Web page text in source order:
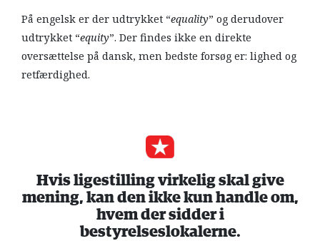
På engelsk er der udtrykket “equality” og derudover
udtrykket “equity”. Der findes ikke en direkte
oversættelse på dansk, men bedste forsøg er: lighed og
retfærdighed.
Hvis ligestilling virkelig skal give
mening, kan den ikke kun handle om,
hvem der sidder i
bestyrelseslokalerne.